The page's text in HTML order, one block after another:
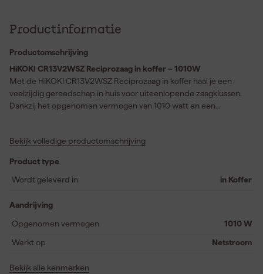
Productinformatie
Productomschrijving
HiKOKI CR13V2WSZ Reciprozaag in koffer – 1010W
Met de HiKOKI CR13V2WSZ Reciprozaag in koffer haal je een
veelzijdig gereedschap in huis voor uiteenlopende zaagklussen.
Dankzij het opgenomen vermogen van 1010 watt en een
door diverse materialen gaat. Het unieke Power Lock System
verwisselen, waardoor je nauwelijks tijd verliest tijdens het
werken. De vernieuwde ergonomische rubberen voorkap en
comfort en controle. Met de zaagbladplaatsing in twee
makkelijk aan op de klus. De drievoudige afdichting beschermt
de reciprozag optimaal tegen stof en water, zodat je zelfs in
Bekijk volledige productomschrijving
Product type
Wordt geleverd in
in Koffer
Aandrijving
Opgenomen vermogen
1010 W
Werkt op Netstroom
Bekijk alle kenmerken